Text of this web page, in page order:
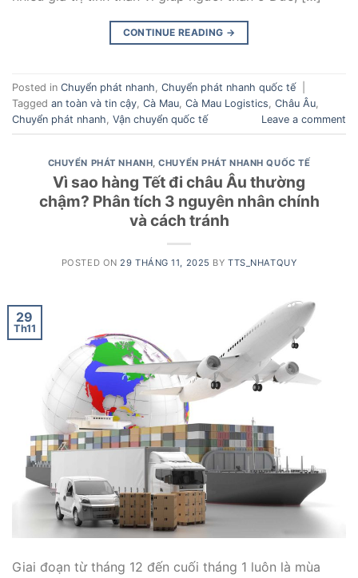
CONTINUE READING →
Posted in Chuyển phát nhanh Chuyển phát nhanh quốc tế
Tagged an toàn và tin cậy Cà Mau Cà Mau Logistics Châu Âu
Chuyển phát nhanh Vận chuyển quốc tế Leave a comment
CHUYỂN PHÁT NHANH,CHUYỂN PHÁT NHANH QUỐC TẾ
Vì sao hàng Tết đi châu Âu thường
chậm? Phân tích 3 nguyên nhân chính
và cách tránh
POSTED ON29 THÁNG 11, 2025 BYTTS_NHATQUY
29
Th11
Giai đoạn từ tháng 12 đến cuối tháng 1 luôn là mùa